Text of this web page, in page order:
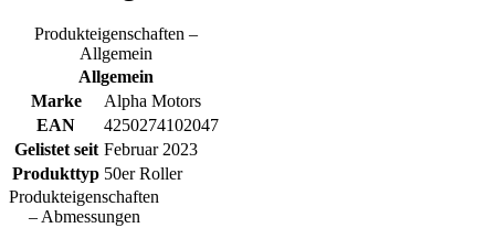
Produkteigenschaften –
Allgemein
Allgemein
Marke
Alpha Motors
EAN
4250274102047
Gelistet seit Februar 2023
Produkttyp 50er Roller
Produkteigenschaften
– Abmessungen